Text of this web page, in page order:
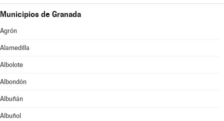
Municipios de Granada
Agrón
Alamedilla
Albolote
Albondón
Albuñán
Albuñol